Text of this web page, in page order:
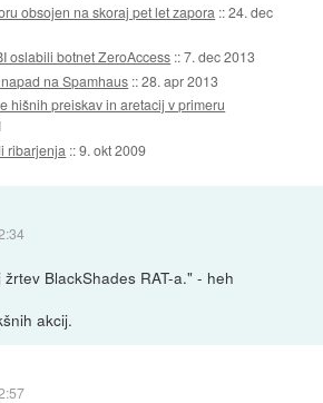
obsojen na skoraj pet let zapora ::24. dec
oslabili botnet ZeroAccess ::7. dec 2013
na Spamhaus ::28. apr 2013
hišnih preiskav in aretacij v primeru
ribarjenja ::9. okt 2009
BlackShades RAT-a." - heh
akcij.